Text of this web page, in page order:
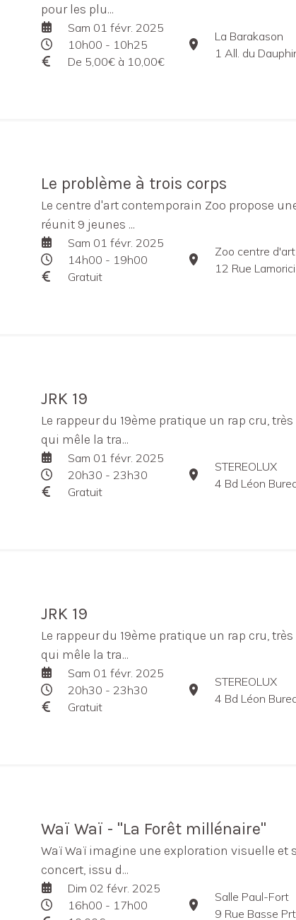
pour les plu...
Sam 01 févr. 2025
10h00 - 10h25
De 5,00€ à 10,00€
La Barakason
1 All. du
Le problème à trois corps
Le centre d'art contemporain Zoo propose
réunit 9 jeunes ...
Sam 01 févr. 2025
14h00 - 19h00
Gratuit
Zoo centre
12 Rue
JRK 19
Le rappeur du 19ème pratique un rap cru,
qui mêle la tra...
Sam 01 févr. 2025
20h30 - 23h30
Gratuit
STEREOLUX
4 Bd Léon
JRK 19
Le rappeur du 19ème pratique un rap cru,
qui mêle la tra...
Sam 01 févr. 2025
20h30 - 23h30
Gratuit
STEREOLUX
4 Bd Léon
Waï Waï - "La Forêt millénaire"
Waï Waï imagine une exploration visuelle et
concert, issu d...
Dim 02 févr. 2025
16h00 - 17h00
Salle Paul-Fort
9 Rue Basse